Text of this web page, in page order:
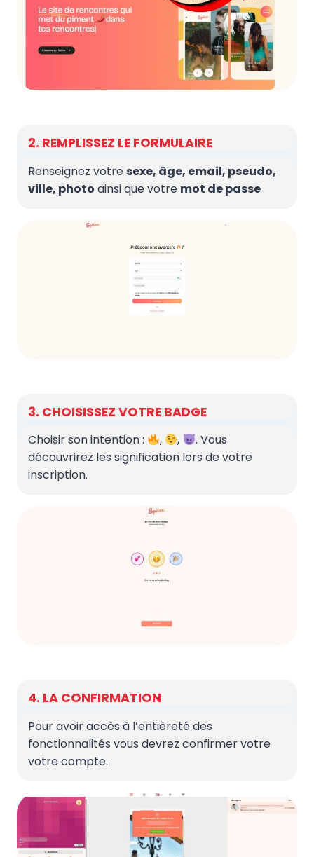
2. REMPLISSEZ LE FORMULAIRE
Renseignez votre sexe, âge, email, pseudo,
ville, photo ainsi que votre mot de passe
3. CHOISISSEZ VOTRE BADGE
Choisir son intention : , ,
. Vous
découvrirez les signification lors de votre
inscription.
4. LA CONFIRMATION
Pour avoir accès à l’entièreté des
fonctionnalités vous devrez confirmer votre
votre compte.